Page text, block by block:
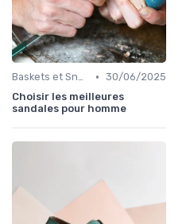
Baskets et Sneakers • 30/06/2025
Choisir les meilleures
sandales pour homme